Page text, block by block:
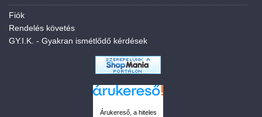
Fiók
Rendelés követés
GY.I.K. - Gyakran ismétlődő kérdések
Árukereső, a hiteles